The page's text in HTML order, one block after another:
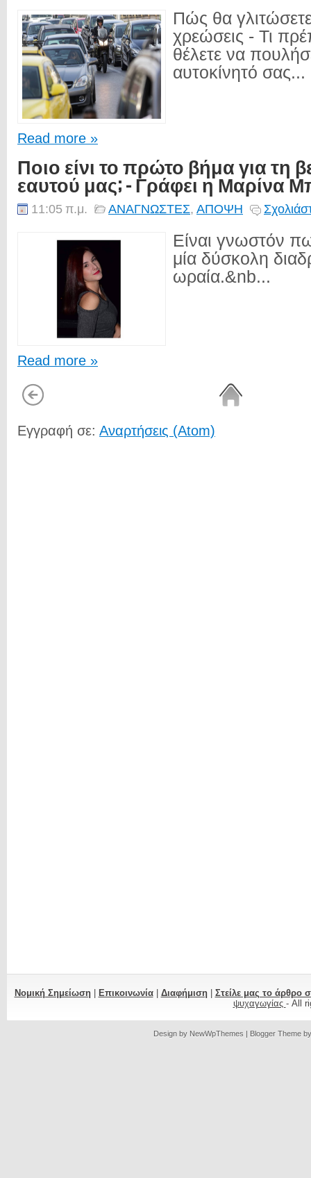
Πώς θα
χρεώσεις - Τι
θέλετε να
αυτοκίνητό σας...
Read more »
Ποιο είνι το πρώτο βήμα για τη
εαυτού μας; - Γράφει η Μαρίνα
11:05 π.μ. ΑΝΑΓΝΩΣΤΕΣ, ΑΠΟΨΗ
Είναι γνωστόν
μία δύσκολη
ωραία.&nb...
Read more »
Εγγραφή σε: Αναρτήσεις (Atom)
Νομική Σημείωση| Επικοινωνία| Διαφήμιση| Στείλε μας το άρθρο
ψυχαγωγίας - All
Design by NewWpThemes | Blogger Theme